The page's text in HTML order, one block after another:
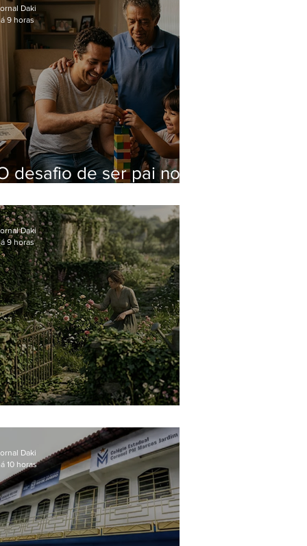
desafio de ser pai no
Daki
9 horas
Daki
9 horas
Daki
10 horas